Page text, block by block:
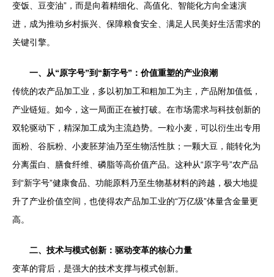
变饭、豆变油”，而是向着精细化、高值化、智能化方向全速演
进，成为推动乡村振兴、保障粮食安全、满足人民美好生活需求的
关键引擎。
一、从“原字号”到“新字号”：价值重塑的产业浪潮
传统的农产品加工业，多以初加工和粗加工为主，产品附加值低，
产业链短。如今，这一局面正在被打破。在市场需求与科技创新的
双轮驱动下，精深加工成为主流趋势。一粒小麦，可以衍生出专用
面粉、谷朊粉、小麦胚芽油乃至生物活性肽；一颗大豆，能转化为
分离蛋白、膳食纤维、磷脂等高价值产品。这种从“原字号”农产品
到“新字号”健康食品、功能原料乃至生物基材料的跨越，极大地提
升了产业价值空间，也使得农产品加工业的“万亿级”体量含金量更
高。
二、技术与模式创新：驱动变革的核心力量
变革的背后，是强大的技术支撑与模式创新。